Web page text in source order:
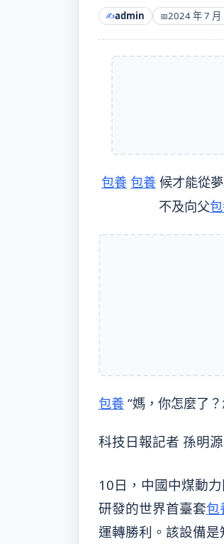
admin 2024 年 7 月
包養 包養候才能從
不及向父
包養“媽，你怎麼了？
科技日報記者 孫明源
10日，中國中煤動
研發的世界首臺套包
運轉勝利。該設備是